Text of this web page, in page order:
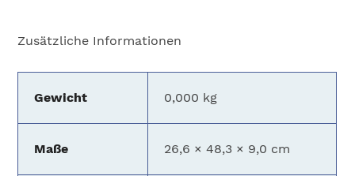
Zusätzliche Informationen
Gewicht 0,000 kg
Maße 26,6 × 48,3 × 9,0 cm